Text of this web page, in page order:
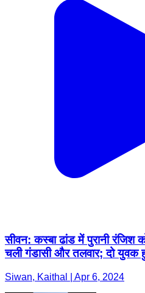
सीवन: कस्बा ढांड में पुरानी रंजिश
चली गंडासी और तलवार; दो युवक
Siwan, Kaithal | Apr 6, 2024